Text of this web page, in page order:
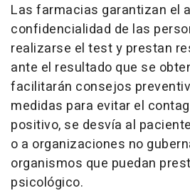
Las farmacias garantizan el
confidencialidad de las
realizarse el test y prestan
ante el resultado que se
facilitarán consejos
medidas para evitar el
positivo, se desvía al
o a organizaciones no
organismos que puedan
psicológico.